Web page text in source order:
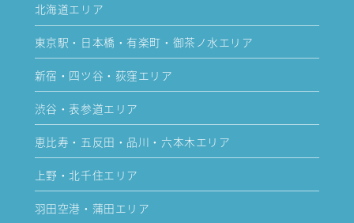
北海道エリア
東京駅・日本橋・有楽町・御茶ノ水エリア
新宿・四ツ谷・荻窪エリア
渋谷・表参道エリア
恵比寿・五反田・品川・六本木エリア
上野・北千住エリア
羽田空港・蒲田エリア